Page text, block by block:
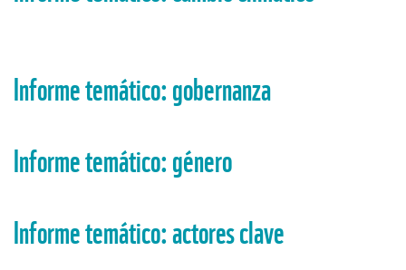
Informe temático: gobernanza
Informe temático: género
Informe temático: actores clave